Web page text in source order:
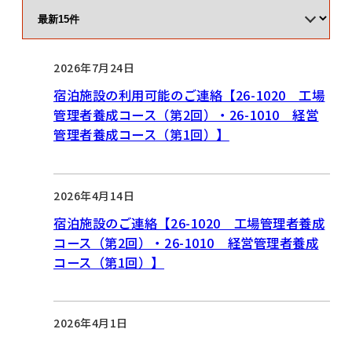
2026年7月24日
宿泊施設の利用可能のご連絡【26-1020 工場
管理者養成コース（第2回）・26-1010 経営
管理者養成コース（第1回）】
2026年4月14日
宿泊施設のご連絡【26-1020 工場管理者養成
コース（第2回）・26-1010 経営管理者養成
コース（第1回）】
2026年4月1日